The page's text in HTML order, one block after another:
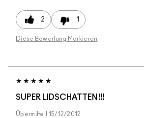
2 1
Diese Bewertung Markieren
SUPER LIDSCHATTEN !!!
Übermittelt 15/12/2012